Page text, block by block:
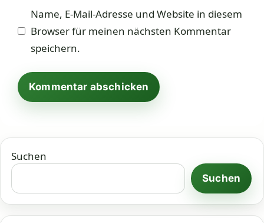
Name, E-Mail-Adresse und Website in diesem
Browser für meinen nächsten Kommentar
speichern.
Suchen
Suchen